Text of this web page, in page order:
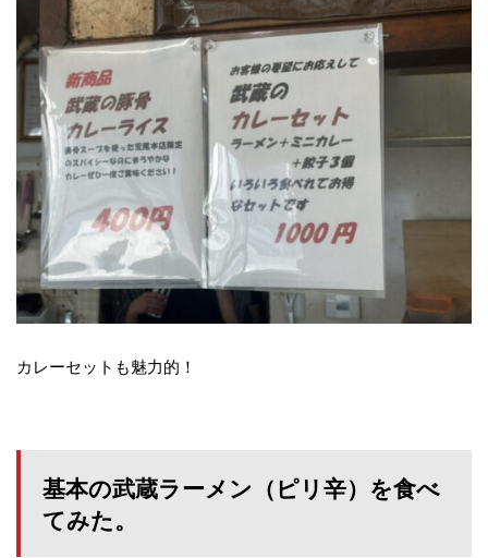
カレーセットも魅力的！
基本の武蔵ラーメン（ピリ辛）を食べ
てみた。